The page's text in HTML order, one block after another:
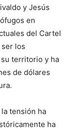
y Jesús
en
del Cartel
los
territorio y ha
de dólares
la tensión ha
ha